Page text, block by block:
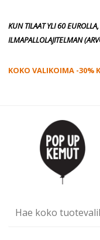
KUN TILAAT YLI 60
ILMAPALLOLAJITELMAN
KOKO VALIKOIMA -